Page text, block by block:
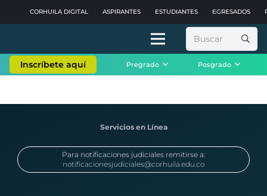
CORHUILA DIGITAL ASPIRANTES ESTUDIANTES EGRESADOS
Buscar:
Inscríbete aquí Pregrado Posgrado
Servicios en Línea
Para notificaciones judiciales remitirse a:
notificacionesjudiciales@corhuila.edu.co